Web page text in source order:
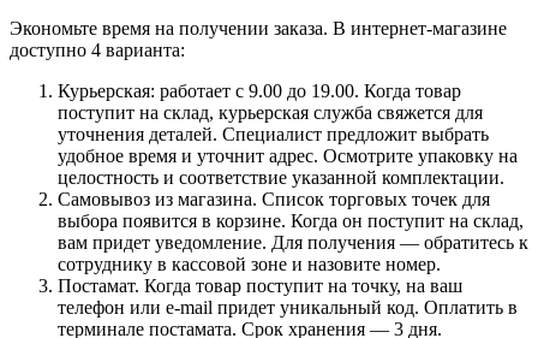
Экономьте время на получении заказа. В интернет-магазине
доступно 4 варианта:
Курьерская: работает с 9.00 до 19.00. Когда товар
поступит на склад, курьерская служба свяжется для
уточнения деталей. Специалист предложит выбрать
удобное время и уточнит адрес. Осмотрите упаковку на
целостность и соответствие указанной комплектации.
Самовывоз из магазина. Список торговых точек для
выбора появится в корзине. Когда он поступит на склад,
вам придет уведомление. Для получения — обратитесь к
сотруднику в кассовой зоне и назовите номер.
Постамат. Когда товар поступит на точку, на ваш
телефон или e-mail придет уникальный код. Оплатить в
терминале постамата. Срок хранения — 3 дня.